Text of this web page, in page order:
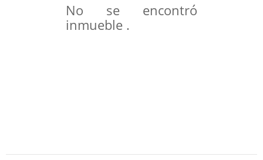
No se encontró
inmueble .